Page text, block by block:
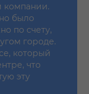
компании.
было
по счету,
городе.
который
что
эту